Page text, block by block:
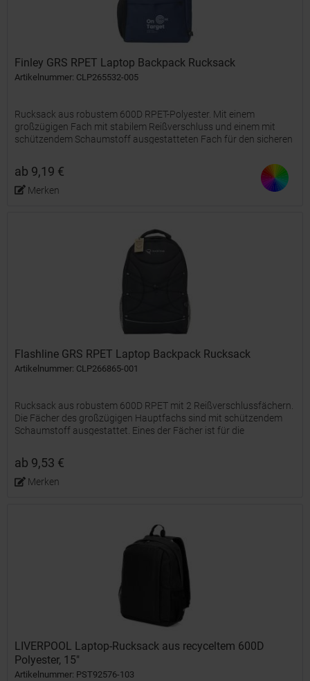
Finley GRS RPET Laptop Backpack Rucksack
Artikelnummer: CLP265532-005
Rucksack aus robustem 600D RPET-Polyester. Mit einem
großzügigen Fach mit stabilem Reißverschluss und einem mit
schützendem Schaumstoff ausgestatteten Fach für den sicheren
ab 9,19 €
Merken
Flashline GRS RPET Laptop Backpack Rucksack
Artikelnummer: CLP266865-001
Rucksack aus robustem 600D RPET mit 2 Reißverschlussfächern.
Die Fächer des großzügigen Hauptfachs sind mit schützendem
Schaumstoff ausgestattet. Eines der Fächer ist für die
ab 9,53 €
Merken
LIVERPOOL Laptop-Rucksack aus recyceltem 600D
Polyester, 15"
Artikelnummer: PST92576-103